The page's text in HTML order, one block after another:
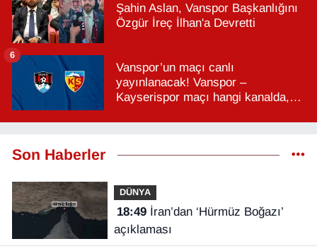
Şahin Aslan, Vanspor Başkanlığını
Özgür İreç İlhan'a Devretti
Vanspor’un maçı canlı
yayınlanacak! Vanspor –
Kayserispor maçı hangi kanalda,
6
Son Haberler
DÜNYA
18:49İran’dan ‘Hürmüz Boğazı’
açıklaması